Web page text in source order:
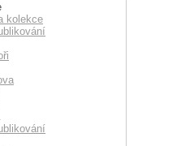
kolekce